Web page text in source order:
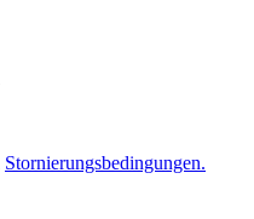
Stornierungsbedingungen.